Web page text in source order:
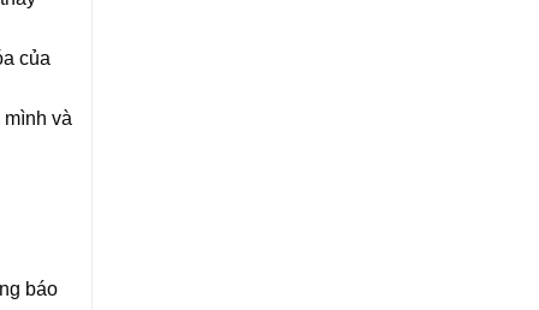
của
và
báo